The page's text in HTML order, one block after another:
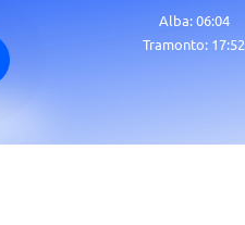
Alba:06:04
Tramonto: 17:52